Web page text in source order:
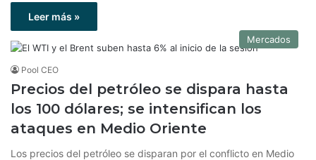
Leer más »
Mercados
Pool CEO
Precios del petróleo se dispara hasta
los 100 dólares; se intensifican los
ataques en Medio Oriente
Los precios del petróleo se disparan por el conflicto en Medio